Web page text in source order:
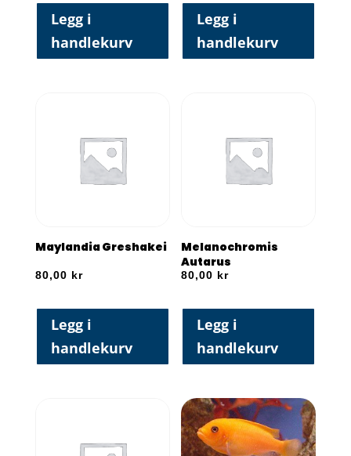
Legg i
handlekurv
Legg i
handlekurv
Maylandia Greshakei
80,00 kr
Legg i
handlekurv
Melanochromis
Autarus
80,00 kr
Legg i
handlekurv